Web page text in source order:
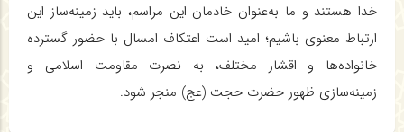
خدا هستند و ما به‌عنوان خادمان این مراسم، باید زمینه‌ساز این
ارتباط معنوی باشیم؛ امید است اعتکاف امسال با حضور گسترده
خانواده‌ها و اقشار مختلف، به نصرت مقاومت اسلامی و
زمینه‌سازی ظهور حضرت حجت (عج) منجر شود.